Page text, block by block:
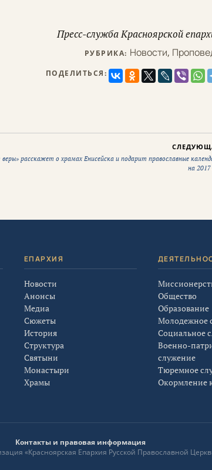
Пресс-служба Красноярской
РУБРИКА: Новости,
ПОДЕЛИТЬСЯ:
расскажет о храмах Енисейска и подарит православные
на 2017
ЕПАРХИЯ
Новости
Анонсы
Медиа
Сюжеты
История
Структура
Святыни
Монастыри
Храмы
Общество
Образование
Молодежное
Социальное
Военно-
служение
Тюремное
Окормление
Контакты и правовая информация
«Красноярская Епархия Русской Православной